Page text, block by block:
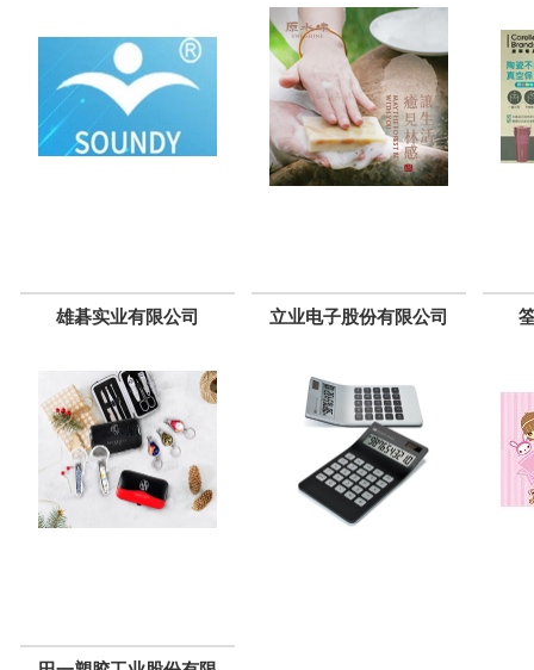
雄碁实业有限公司 立业电子股份有限公司